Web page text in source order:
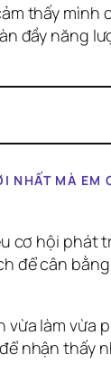
thấy mình
đầy năng
NHẤT MÀ EM
cơ hội phát
để cân
vừa làm vừa
nhận thấy